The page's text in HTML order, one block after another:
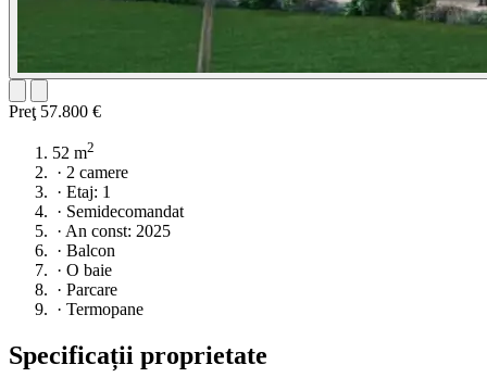
Preţ 57.800 €
52 m2
· 2 camere
· Etaj: 1
· Semidecomandat
· An const: 2025
· Balcon
· O baie
· Parcare
· Termopane
Specificații proprietate